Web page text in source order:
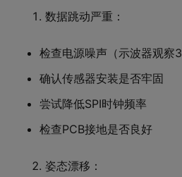
数据跳动严重：
检查电源噪声（示波器观察
确认传感器安装是否牢固
尝试降低SPI时钟频率
检查PCB接地是否良好
姿态漂移：